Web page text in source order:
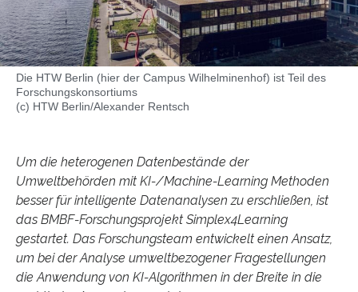
Die HTW Berlin (hier der Campus Wilhelminenhof) ist Teil des
Forschungskonsortiums
(c) HTW Berlin/Alexander Rentsch
Um die heterogenen Datenbestände der
Umweltbehörden mit KI-/Machine-Learning Methoden
besser für intelligente Datenanalysen zu erschließen, ist
das BMBF-Forschungsprojekt Simplex4Learning
gestartet. Das Forschungsteam entwickelt einen Ansatz,
um bei der Analyse umweltbezogener Fragestellungen
die Anwendung von KI-Algorithmen in der Breite in die